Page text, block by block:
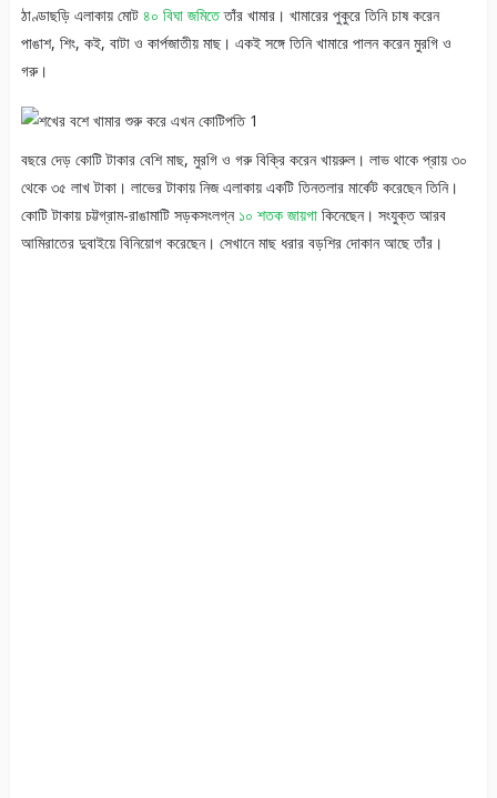
ঠাণ্ডাছড়ি এলাকায় মোট৪০ বিঘা জমিতেতাঁর খামার। খামারের পুকুরে তিনি চাষ করেন
পাঙাশ, শিং, কই, বাটা ও কার্পজাতীয় মাছ। একই সঙ্গে তিনি খামারে পালন করেন মুরগি ও
গরু।
বছরে দেড় কোটি টাকার বেশি মাছ, মুরগি ও গরু বিক্রি করেন খায়রুল। লাভ থাকে প্রায় ৩০
থেকে ৩৫ লাখ টাকা। লাভের টাকায় নিজ এলাকায় একটি তিনতলার মার্কেট করেছেন তিনি।
কোটি টাকায় চট্টগ্রাম-রাঙামাটি সড়কসংলগ্ন ১০ শতক জায়গাকিনেছেন। সংযুক্ত আরব
আমিরাতের দুবাইয়ে বিনিয়োগ করেছেন। সেখানে মাছ ধরার বড়শির দোকান আছে তাঁর।